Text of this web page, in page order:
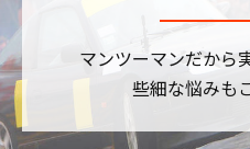
マンツーマンだから
些細な悩みも